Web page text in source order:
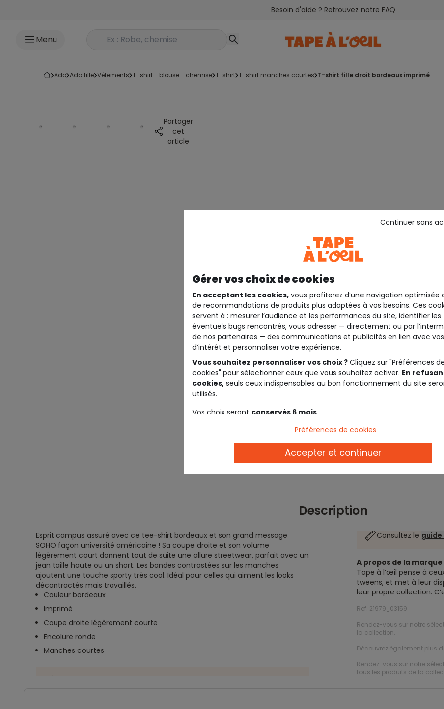
Besoin d'aide ? Retrouvez notre FAQ
Menu Rechercher un produit
ado ado fille vêtements t-shirt - blouse - chemise t-shirt t-shirt manches courtes t-shirt fille droit bordeaux imprimé
Partager
cet
article
Description
Esprit campus assuré avec ce tee-shirt bordeaux et son grand message
SOHO façon université américaine ! Sa coupe droite et son volume
légèrement court donnent tout de suite une allure streetwear, parfait avec un
jean taille haute ou un short. Les bandes contrastées sur les manches
ajoutent une touche sporty très cool. Idéal pour celles qui aiment les looks
décontractés mais travaillés.
Couleur bordeaux
Imprimé
Coupe droite légèrement courte
Encolure ronde
Manches courtes
Consultez le guide
A propos de la marque
Tape à l’œil pense à
tweens, et met à leur
leur propre collection.
Ref. 21979_03159
Rendez-vous sur notre
la collection.
Découvrez également plus
Rendez-vous sur notre
tous les produits de la
Gérer vos choix de cookies
En acceptant les cookies, vous profiterez d’une navigation optimisée
de recommandations de produits plus adaptées à vos besoins. Ces
servent à : mesurer l’audience et les performances du site, identifier les
éventuels bugs rencontrés, vous adresser — directement ou par
de nos partenaires — des communications et publicités en lien avec
d’intérêt et personnaliser votre expérience.
Vous souhaitez personnaliser vos choix ? Cliquez sur "Préférences de
cookies" pour sélectionner ceux que vous souhaitez activer. En
cookies, seuls ceux indispensables au bon fonctionnement du site
utilisés.
Vos choix seront conservés 6 mois.
Continuer sans
Préférences de cookies
Accepter et continuer